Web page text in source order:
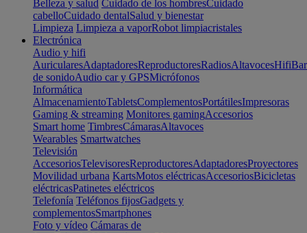
Belleza y salud Cuidado de los hombresCuidado
cabelloCuidado dentalSalud y bienestar
Limpieza Limpieza a vaporRobot limpiacristales
Electrónica
Audio y hifi
AuricularesAdaptadoresReproductoresRadiosAltavocesHifi
de sonidoAudio car y GPSMicrófonos
Informática
AlmacenamientoTabletsComplementosPortátilesImpresoras
Gaming & streaming Monitores gamingAccesorios
Smart home TimbresCámarasAltavoces
Wearables Smartwatches
Televisión
AccesoriosTelevisoresReproductoresAdaptadoresProyectores
Movilidad urbana KartsMotos eléctricasAccesoriosBicicletas
eléctricasPatinetes eléctricos
Telefonía Teléfonos fijosGadgets y
complementosSmartphones
Foto y vídeo Cámaras de